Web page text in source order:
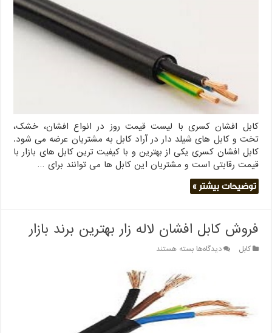
کابل افشان کسری با لیست قیمت روز در انواع افشان، خشک،
تخت و کابل های شیلد دار در آراد کابل به مشتریان عرضه می شود.
کابل افشان کسری یکی از بهترین و با کیفیت ترین کابل های بازار با
قیمت رقابتی است و مشتریان این کابل ها می توانند برای …
توضیحات بیشتر »
فروش کابل افشان لاله زار بهترین برند بازار
کابل دیدگاه‌هابرای
افشان
زار
بهترین
بسته هستند